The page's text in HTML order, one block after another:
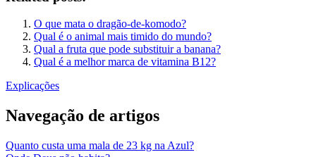
O que mata o dragão-de-komodo?
Qual é o animal mais timido do mundo?
Qual a fruta que pode substituir a banana?
Qual é a melhor marca de vitamina B12?
Explicações
Navegação de artigos
Quanto custa uma mala de 23 kg na Azul?